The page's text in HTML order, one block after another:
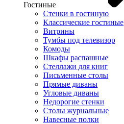
Гостиные
Стенки в гостиную
Классические гостиные
Витрины
Тумбы под телевизор
Комоды
Шкафы распашные
Стеллажи для книг
Письменные столы
Прямые диваны
Угловые диваны
Недорогие стенки
Столы журнальные
Навесные полки